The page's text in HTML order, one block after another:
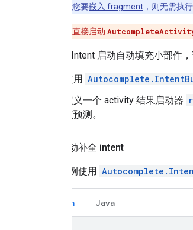
如果您要嵌入 fragment ，则无需执
请勿直接启动
要使用 Intent 启动自动填充小部件
使用
定义一个 activity 结果启动器
点预测。
创建自动补全 intent
以下示例使用
Kotlin Java